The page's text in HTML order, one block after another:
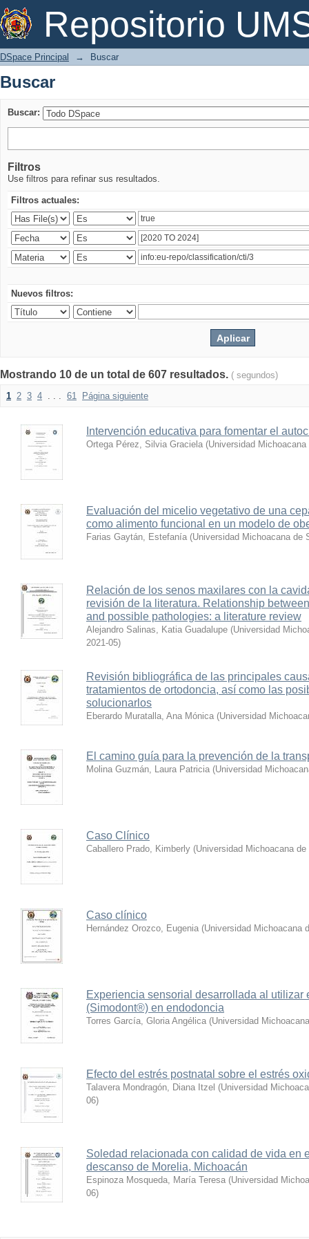
Repositorio
Buscar
DSpace Principal → Buscar
Buscar
Buscar:
Filtros
Use filtros para refinar sus resultados.
Filtros actuales:
Nuevos filtros:
Mostrando 10 de un total de 607 resultados. ( segundos)
1 2 3 4 . . . 61 Página siguiente
Intervención educativa para fomentar el
Ortega Pérez, Silvia Graciela (Universidad
Evaluación del micelio vegetativo de una
como alimento funcional en un modelo de
Farias Gaytán, Estefanía (Universidad Michoacana de
Relación de los senos maxilares con la
revisión de la literatura. Relationship
and possible pathologies: a literature review
Alejandro Salinas, Katia Guadalupe (Universidad
2021-05)
Revisión bibliográfica de las principales
tratamientos de ortodoncia, así como las
solucionarlos
Eberardo Muratalla, Ana Mónica (Universidad
El camino guía para la prevención de la
Molina Guzmán, Laura Patricia (Universidad
Caso Clínico
Caballero Prado, Kimberly (Universidad Michoacana
Caso clínico
Hernández Orozco, Eugenia (Universidad Michoacana
Experiencia sensorial desarrollada al utilizar
(Simodont®) en endodoncia
Torres García, Gloria Angélica (Universidad
Efecto del estrés postnatal sobre el estrés
Talavera Mondragón, Diana Itzel (Universidad
06)
Soledad relacionada con calidad de vida en
descanso de Morelia, Michoacán
Espinoza Mosqueda, María Teresa (Universidad
06)